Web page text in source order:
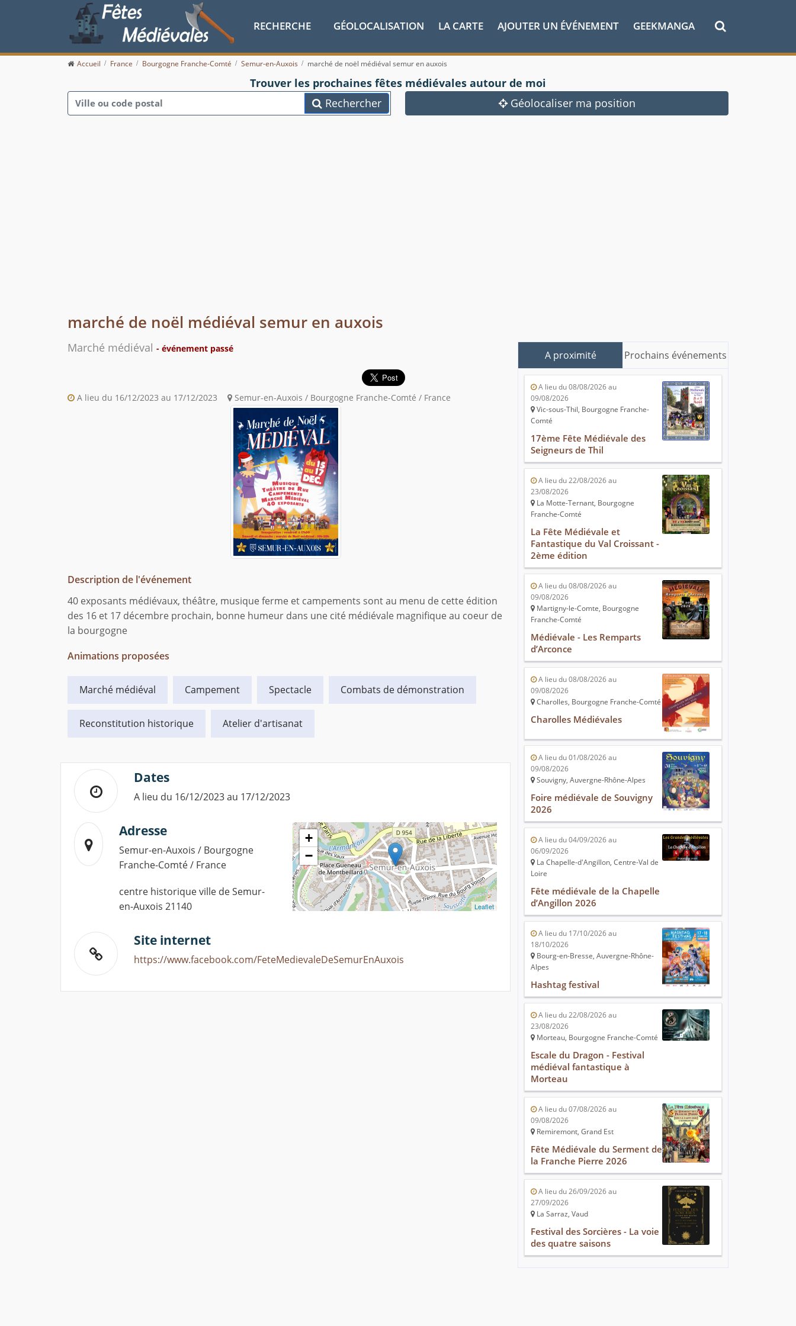
RECHERCHE GÉOLOCALISATION LA CARTE AJOUTER UN ÉVÉNEMENT GEEKMANGA
Accueil France Bourgogne Franche-Comté Semur-en-Auxois marché de noël médiéval semur en auxois
Trouver les prochaines fêtes médiévales autour de moi
Rechercher
Géolocaliser ma position
marché de noël médiéval semur en auxois
Marché médiéval - événement passé
A lieu du 16/12/2023 au 17/12/2023 Semur-en-Auxois / Bourgogne Franche-Comté / France
Description de l'événement
40 exposants médiévaux, théâtre, musique ferme et campements sont au menu de cette édition
des 16 et 17 décembre prochain, bonne humeur dans une cité médiévale magnifique au coeur de
la bourgogne
Animations proposées
Marché médiéval Campement Spectacle Combats de démonstration
Reconstitution historique Atelier d'artisanat
Dates
A lieu du 16/12/2023 au 17/12/2023
Adresse
Semur-en-Auxois / Bourgogne
Franche-Comté / France
centre historique ville de Semur-
en-Auxois 21140
+
−
Leaflet
Site internet
https://www.facebook.com/FeteMedievaleDeSemurEnAuxois
A proximité Prochains événements
A lieu du 08/08/2026 au
09/08/2026
Vic-sous-Thil, Bourgogne Franche-
Comté
17ème Fête Médiévale des
Seigneurs de Thil
A lieu du 22/08/2026 au
23/08/2026
La Motte-Ternant, Bourgogne
Franche-Comté
La Fête Médiévale et
Fantastique du Val Croissant -
2ème édition
A lieu du 08/08/2026 au
09/08/2026
Martigny-le-Comte, Bourgogne
Franche-Comté
Médiévale - Les Remparts
d’Arconce
A lieu du 08/08/2026 au
09/08/2026
Charolles, Bourgogne Franche-Comté
Charolles Médiévales
A lieu du 01/08/2026 au
09/08/2026
Souvigny, Auvergne-Rhône-Alpes
Foire médiévale de Souvigny
2026
A lieu du 04/09/2026 au
06/09/2026
La Chapelle-d'Angillon, Centre-Val de
Loire
Fête médiévale de la Chapelle
d’Angillon 2026
A lieu du 17/10/2026 au
18/10/2026
Bourg-en-Bresse, Auvergne-Rhône-
Alpes
Hashtag festival
A lieu du 22/08/2026 au
23/08/2026
Morteau, Bourgogne Franche-Comté
Escale du Dragon - Festival
médiéval fantastique à
Morteau
A lieu du 07/08/2026 au
09/08/2026
Remiremont, Grand Est
Fête Médiévale du Serment de
la Franche Pierre 2026
A lieu du 26/09/2026 au
27/09/2026
La Sarraz, Vaud
Festival des Sorcières - La voie
des quatre saisons